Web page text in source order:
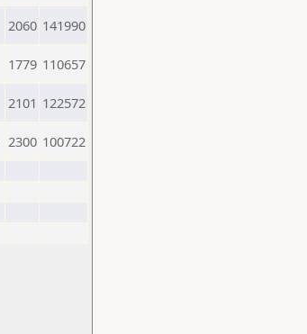
2060 141990
1779 110657
2101 122572
2300 100722